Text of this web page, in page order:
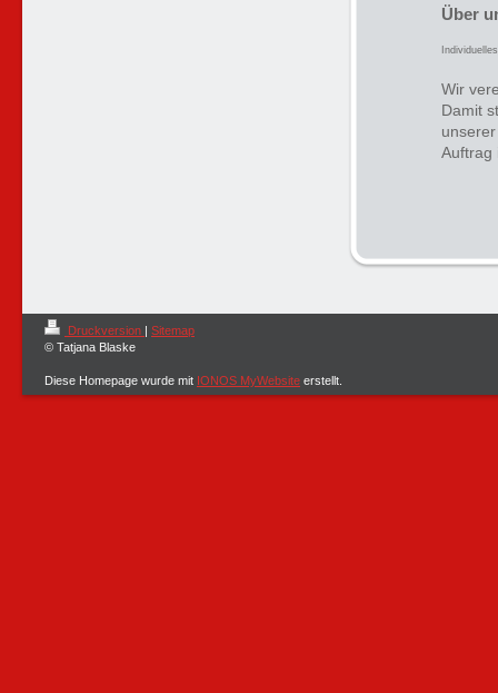
Über
Wir
Damit
Auftrag
Druckversion | Sitemap
© Tatjana Blaske
Diese Homepage wurde mit IONOS MyWebsite erstellt.